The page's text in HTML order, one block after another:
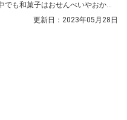
でも和菓子はおせんべいやおかき
は、シャトレーゼの父の日にあげ
更新日： 2023年05月28日